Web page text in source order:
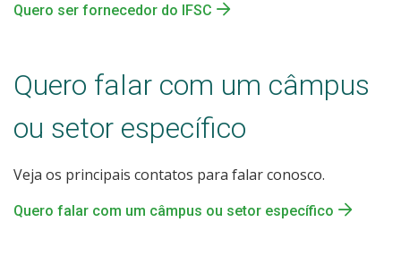
Quero ser fornecedor do IFSC
Quero falar com um câmpus
ou setor específico
Veja os principais contatos para falar conosco.
Quero falar com um câmpus ou setor específico